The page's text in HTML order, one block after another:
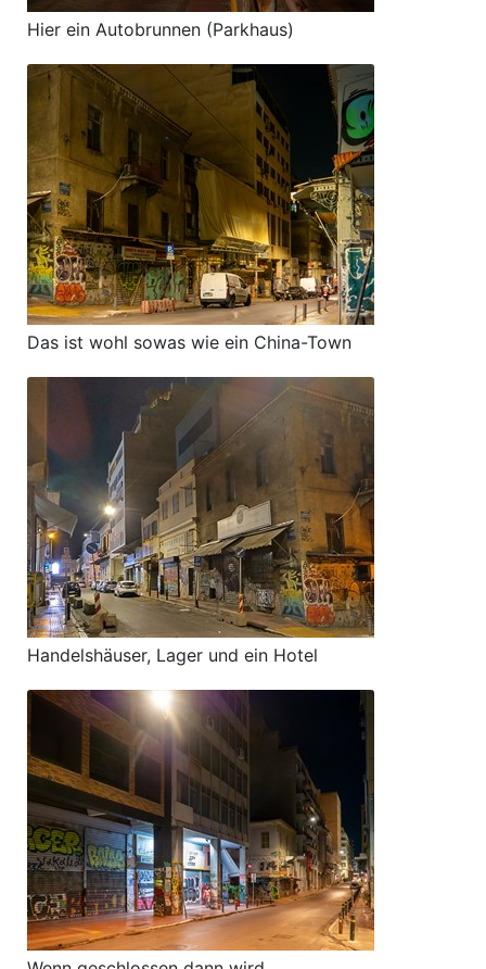
Hier ein Autobrunnen (Parkhaus)
Das ist wohl sowas wie ein China-Town
Handelshäuser, Lager und ein Hotel